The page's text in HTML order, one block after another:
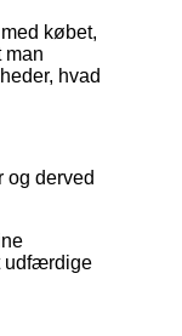
købet,
man
hvad
og derved
udfærdige